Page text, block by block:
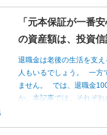
「元本保証が一番
の資産額は、投資
退職金は老後の生活を支
人もいるでしょう。 一方
ません。 では、退職金
か。本記事では、それぞ